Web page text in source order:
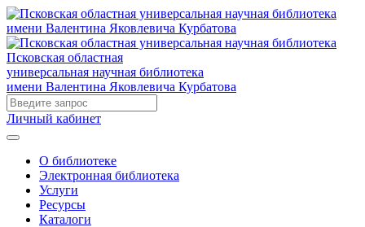
Псковская областная
универсальная научная библиотека
имени Валентина Яковлевича Курбатова
Личный кабинет
О библиотеке
Электронная библиотека
Услуги
Ресурсы
Каталоги